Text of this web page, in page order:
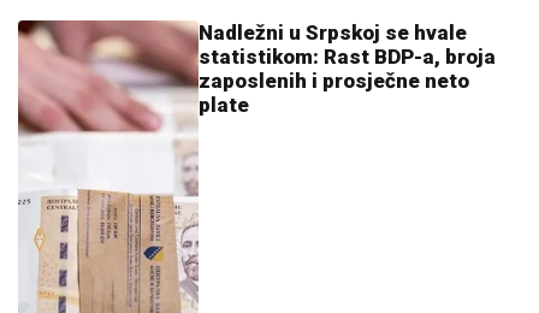
Nadležni u Srpskoj se hvale
statistikom: Rast BDP-a, broja
zaposlenih i prosječne neto
plate